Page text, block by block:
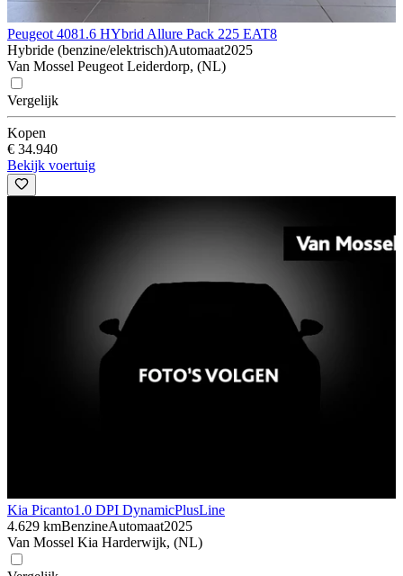
Peugeot 4081.6 HYbrid Allure Pack 225 EAT8
Hybride (benzine/elektrisch)Automaat2025
Van Mossel Peugeot Leiderdorp, (NL)
Vergelijk
Kopen
€ 34.940
Bekijk voertuig
Kia Picanto1.0 DPI DynamicPlusLine
4.629 kmBenzineAutomaat2025
Van Mossel Kia Harderwijk, (NL)